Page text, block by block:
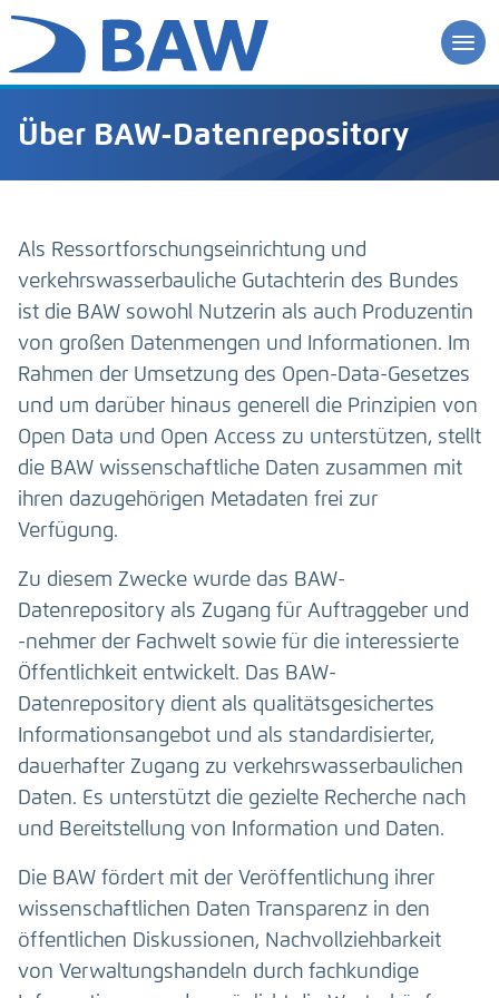
Über BAW-Datenrepository
Als Ressortforschungseinrichtung und
verkehrswasserbauliche Gutachterin des Bundes
ist die BAW sowohl Nutzerin als auch Produzentin
von großen Datenmengen und Informationen. Im
Rahmen der Umsetzung des Open-Data-Gesetzes
und um darüber hinaus generell die Prinzipien von
Open Data und Open Access zu unterstützen, stellt
die BAW wissenschaftliche Daten zusammen mit
ihren dazugehörigen Metadaten frei zur
Verfügung.
Zu diesem Zwecke wurde das BAW-
Datenrepository als Zugang für Auftraggeber und
-nehmer der Fachwelt sowie für die interessierte
Öffentlichkeit entwickelt. Das BAW-
Datenrepository dient als qualitätsgesichertes
Informationsangebot und als standardisierter,
dauerhafter Zugang zu verkehrswasserbaulichen
Daten. Es unterstützt die gezielte Recherche nach
und Bereitstellung von Information und Daten.
Die BAW fördert mit der Veröffentlichung ihrer
wissenschaftlichen Daten Transparenz in den
öffentlichen Diskussionen, Nachvollziehbarkeit
von Verwaltungshandeln durch fachkundige